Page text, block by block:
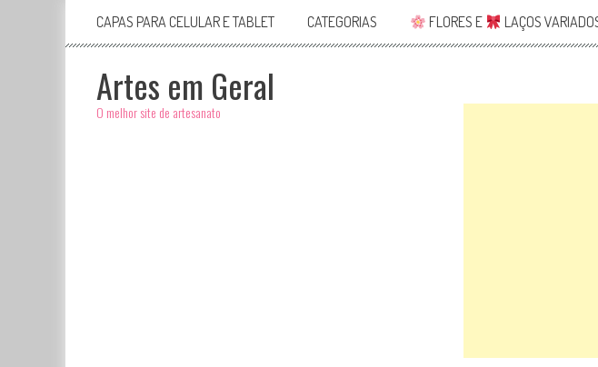
CAPAS PARA CELULAR E TABLET CATEGORIAS FLORES E LAÇOS
Artes em Geral
O melhor site de artesanato